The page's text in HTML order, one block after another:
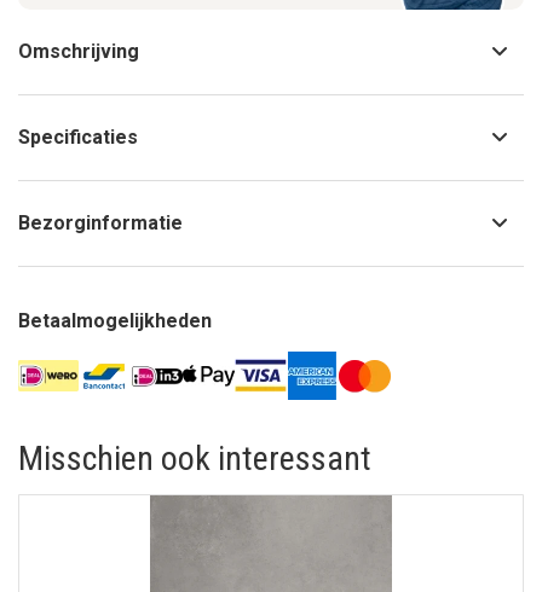
Omschrijving
Specificaties
Bezorginformatie
Betaalmogelijkheden
Misschien ook interessant